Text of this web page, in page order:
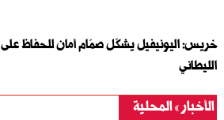
خريس: اليونيفيل يشكّل صمّام أمان للحفاظ على
الليطاني
الأخبار المحلية